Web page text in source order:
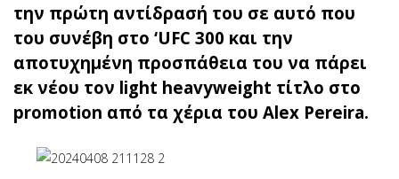
την πρώτη αντίδρασή του σε αυτό που
του συνέβη στο ‘UFC 300 και την
αποτυχημένη προσπάθεια του να πάρει
εκ νέου τον light heavyweight τίτλο στο
promotion από τα χέρια του Alex Pereira.